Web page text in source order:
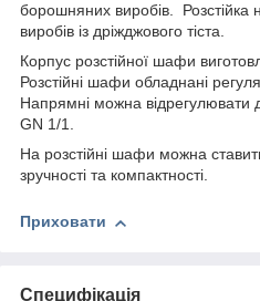
борошняних виробів. Розстійка
виробів із дріжджового тіста.
Корпус розстійної шафи
Розстійні шафи обладнані
Напрямні можна
GN 1/1.
На розстійні шафи можна
зручності та компактності.
Приховати
Специфікація